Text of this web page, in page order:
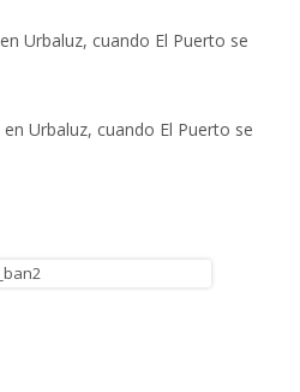
en Urbaluz, cuando El Puerto se
en Urbaluz, cuando El Puerto se